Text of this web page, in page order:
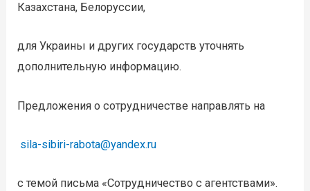
Казахстана, Белоруссии,
для Украины и других государств уточнять
дополнительную информацию.
Предложения о сотрудничестве направлять на
sila-sibiri-rabota@yandex.ru
с темой письма «Сотрудничество с агентствами».